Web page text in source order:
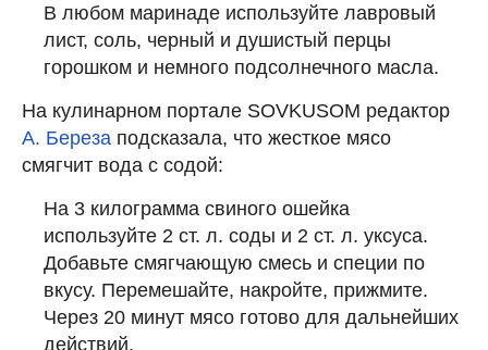
В любом маринаде используйте лавровый
лист, соль, черный и душистый перцы
горошком и немного подсолнечного масла.
На кулинарном портале SOVKUSOM редактор
А. Береза подсказала, что жесткое мясо
смягчит вода с содой:
На 3 килограмма свиного ошейка
используйте 2 ст. л. соды и 2 ст. л. уксуса.
Добавьте смягчающую смесь и специи по
вкусу. Перемешайте, накройте, прижмите.
Через 20 минут мясо готово для дальнейших
действий.